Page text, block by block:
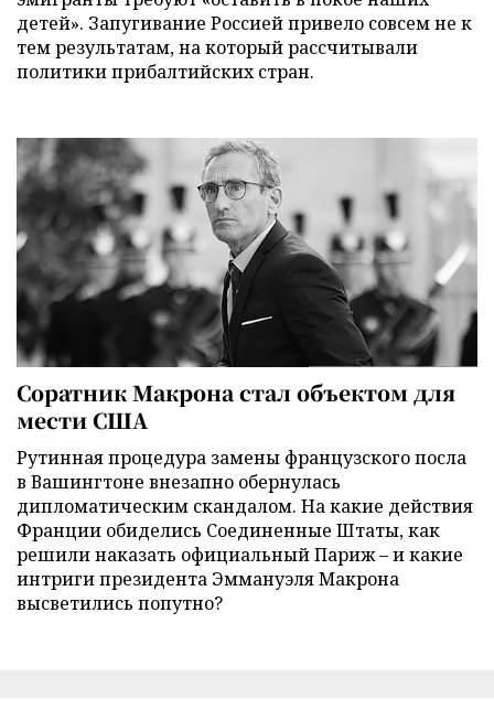
детей». Запугивание Россией привело совсем не к
тем результатам, на который рассчитывали
политики прибалтийских стран.
Соратник Макрона стал объектом для
мести США
Рутинная процедура замены французского посла
в Вашингтоне внезапно обернулась
дипломатическим скандалом. На какие действия
Франции обиделись Соединенные Штаты, как
решили наказать официальный Париж – и какие
интриги президента Эммануэля Макрона
высветились попутно?